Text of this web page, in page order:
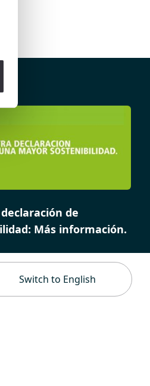
de
Más información.
Switch to English